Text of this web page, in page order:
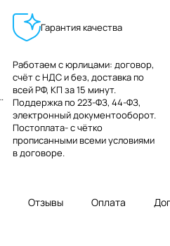
Гарантия качества
Работаем с юрлицами: договор,
счёт с НДС и без, доставка по
всей РФ, КП за 15 минут.
Поддержка по 223-ФЗ, 44-ФЗ,
электронный документооборот.
Постоплата- с чётко
прописанными всеми условиями
в договоре.
Отзывы Оплата